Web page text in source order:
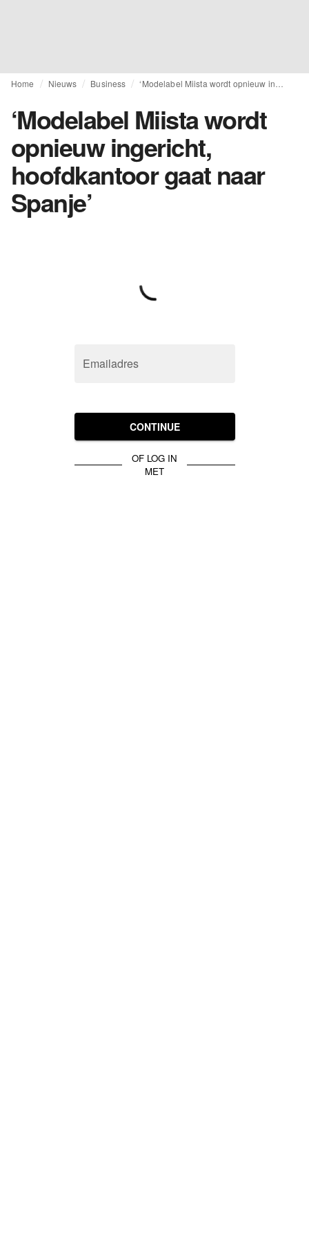
Home Nieuws Business
‘Modelabel Miista wordt
opnieuw ingericht,
hoofdkantoor gaat naar
Spanje’
Emailadres
CONTINUE
OF LOG IN
MET